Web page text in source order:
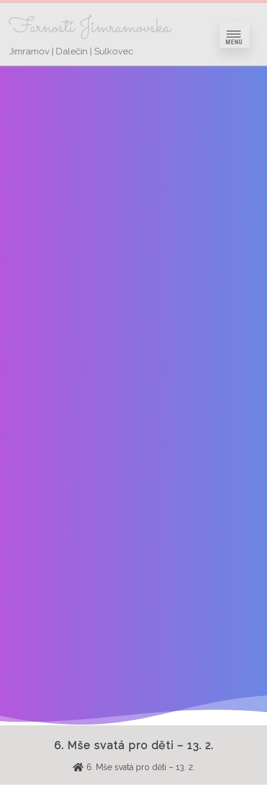
Farnosti Jimramovska
Jimramov | Dalečín | Sulkovec
MENU
6. Mše svatá pro děti – 13. 2.
6. Mše svatá pro děti – 13. 2.